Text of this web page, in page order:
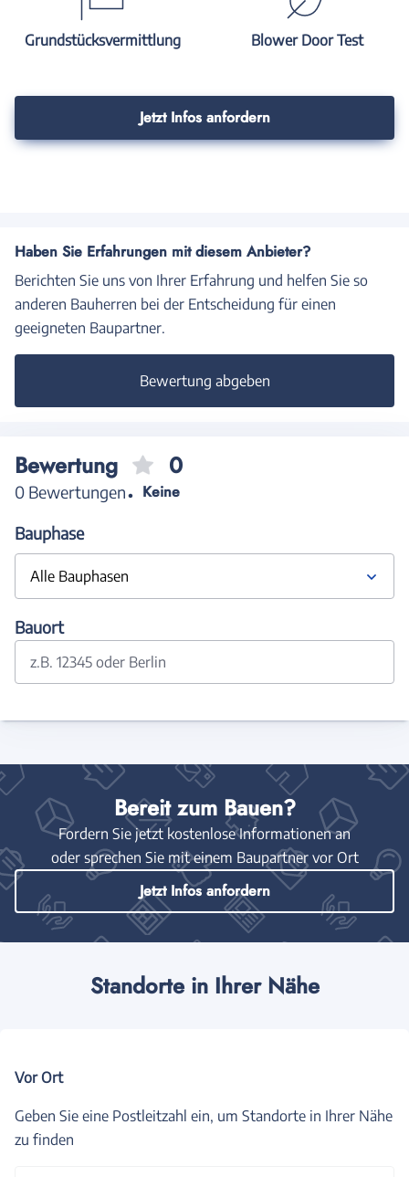
Grundstücksvermittlung Blower Door Test
Jetzt Infos anfordern
Haben Sie Erfahrungen mit diesem Anbieter?
Berichten Sie uns von Ihrer Erfahrung und helfen Sie so
anderen Bauherren bei der Entscheidung für einen
geeigneten Baupartner.
Bewertung abgeben
Bewertung 0
0 Bewertungen
Keine
Bauphase
Alle Bauphasen
Bauort
z.B. 12345 oder Berlin
Bereit zum Bauen?
Fordern Sie jetzt kostenlose Informationen an
oder sprechen Sie mit einem Baupartner vor Ort
Jetzt Infos anfordern
Standorte in Ihrer Nähe
Vor Ort
Geben Sie eine Postleitzahl ein, um Standorte in Ihrer Nähe
zu finden